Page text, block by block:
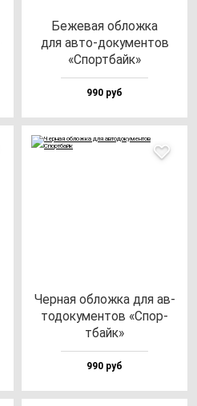
Беже­вая об­лож­ка
для ав­то-до­ку­мен­тов
«Спор­тбайк»
990 руб
Чер­ная об­лож­ка для ав­
то­до­ку­мен­тов «Спор­
тбайк»
990 руб